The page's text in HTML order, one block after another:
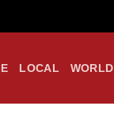
LOCAL WORLD